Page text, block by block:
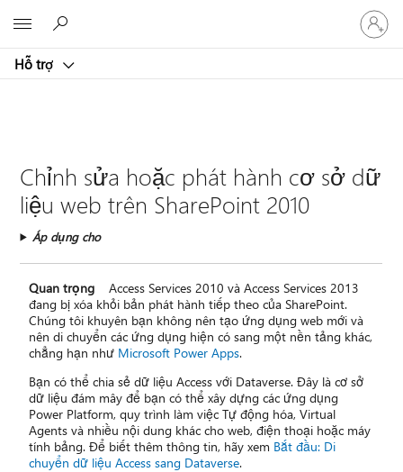
Hỗ trợ
Đăng
nhập
tài
Chỉnh sửa hoặc phát hành cơ sở dữ
liệu web trên SharePoint 2010
Áp dụng cho
Quan trọng Access Services 2010 và Access Services 2013
đang bị xóa khỏi bản phát hành tiếp theo của SharePoint.
Chúng tôi khuyên bạn không nên tạo ứng dụng web mới và
nên di chuyển các ứng dụng hiện có sang một nền tảng khác,
chẳng hạn như Microsoft Power Apps.
Bạn có thể chia sẻ dữ liệu Access với Dataverse. Đây là cơ sở
dữ liệu đám mây để bạn có thể xây dựng các ứng dụng
Power Platform, quy trình làm việc Tự động hóa, Virtual
Agents và nhiều nội dung khác cho web, điện thoại hoặc máy
tính bảng. Để biết thêm thông tin, hãy xem Bắt đầu: Di
chuyển dữ liệu Access sang Dataverse.